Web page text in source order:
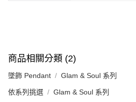
商品相關分類 (2)
墜飾 Pendant Glam & Soul 系列
依系列挑選 Glam & Soul 系列